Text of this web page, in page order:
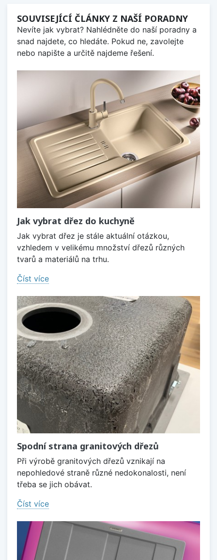
SOUVISEJÍCÍ ČLÁNKY Z NAŠÍ PORADNY
Nevíte jak vybrat? Nahlédněte do naší poradny a
snad najdete, co hledáte. Pokud ne, zavolejte
nebo napište a určitě najdeme řešení.
Jak vybrat dřez do kuchyně
Jak vybrat dřez je stále aktuální otázkou,
vzhledem v velikému množství dřezů různých
tvarů a materiálů na trhu.
Číst více
Spodní strana granitových dřezů
Při výrobě granitových dřezů vznikají na
nepohledové straně různé nedokonalosti, není
třeba se jich obávat.
Číst více